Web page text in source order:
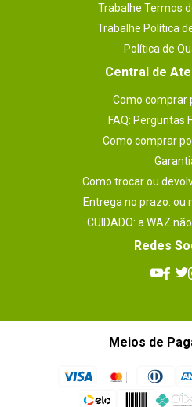
Trabalhe Termos
Trabalhe Política
Política de
Central de
Como comprar
FAQ: Perguntas
Como comprar
Como trocar ou
Entrega no prazo: ou
CUIDADO: a WAZ
Redes
Meios de